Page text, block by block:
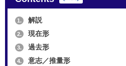
1. 解説
2. 現在形
3. 過去形
4. 意志／推量形